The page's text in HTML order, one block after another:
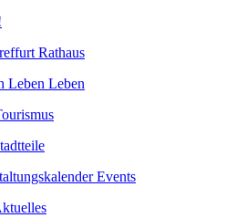
Rathaus
Leben
Events